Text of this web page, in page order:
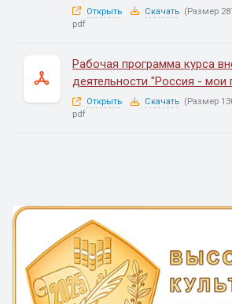
Открыть Скачать (Размер
pdf
Рабочая программа курса
деятельности "Россия - мои
Открыть Скачать (Размер
pdf